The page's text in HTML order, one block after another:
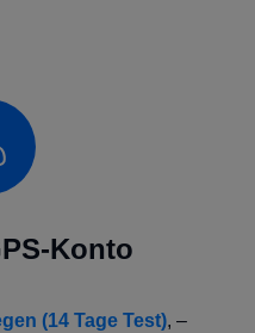
Konto
(14 Tage Test), –